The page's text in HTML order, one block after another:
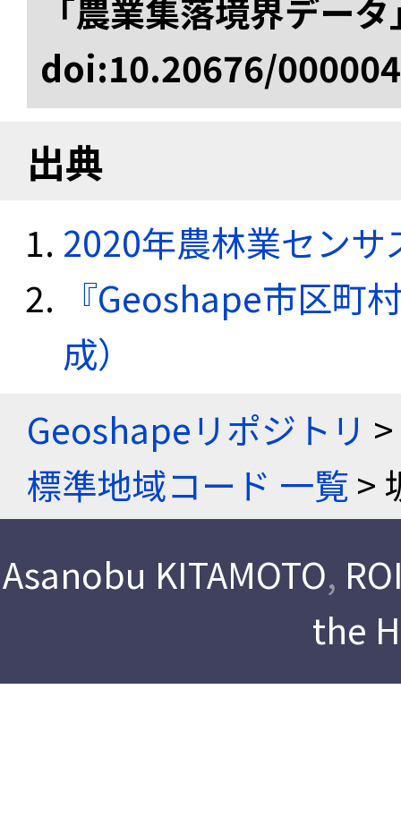
「農業集落境界デー
doi:10.20676/
出典
2020年農林業セン
『Geoshape市区町
成）
Geoshapeリポジトリ >
標準地域コード 一覧>
Asanobu KITAMOTO,
the